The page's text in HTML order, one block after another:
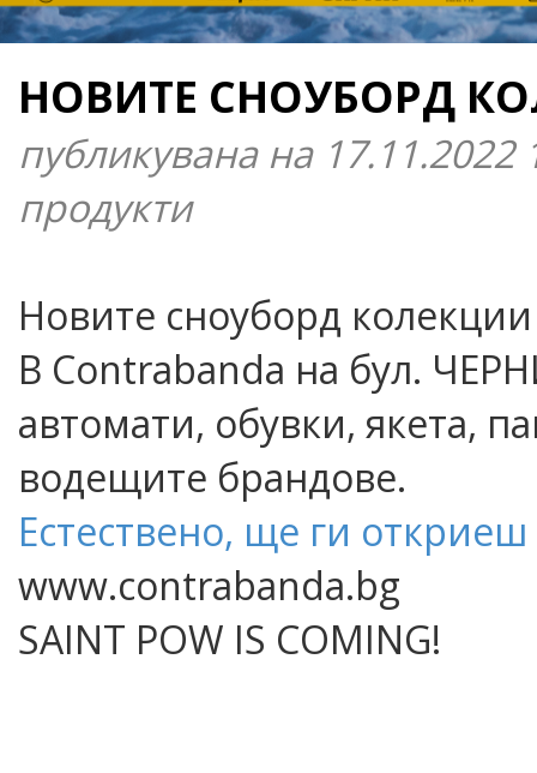
НОВИТЕ СНОУБОРД
публикувана на
продукти
Новите сноуборд
В Contrabanda на бул.
автомати, обувки, якета,
водещите брандове.
Естествено, ще ги
www.contrabanda.bg
SAINT POW IS COMING!